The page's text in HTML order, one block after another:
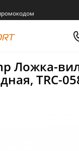
Ложка-
TRC-